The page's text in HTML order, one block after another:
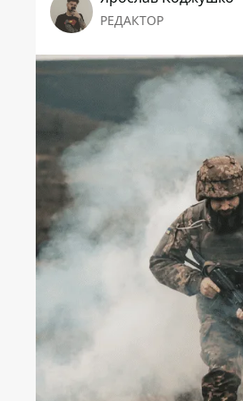
РЕДАКТОР